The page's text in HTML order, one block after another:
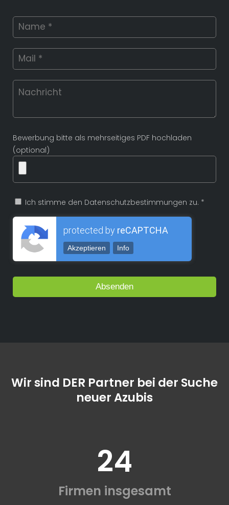
Bewerbung bitte als mehrseitiges PDF hochladen
(optional)
Ich stimme den Datenschutzbestimmungen zu. *
protected by reCAPTCHA
Akzeptieren Info
Wir sind DER Partner bei der Suche
neuer Azubis
24
Firmen insgesamt